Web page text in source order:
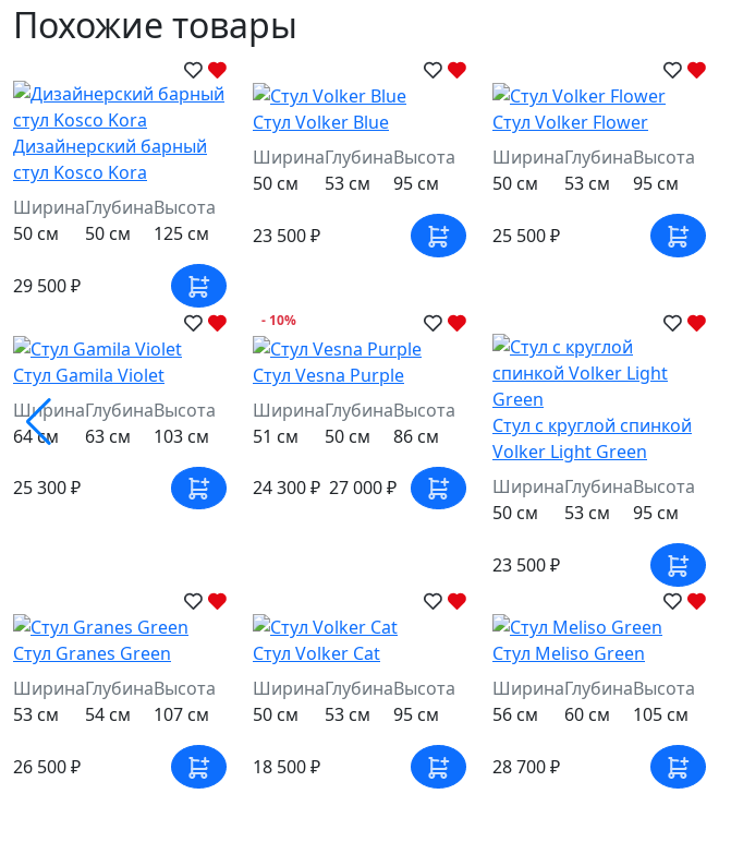
Похожие товары
Дизайнерский барный
стул Kosco Kora
Ширина
50 см
Глубина
50 см
Высота
125 см
29 500 ₽
Стул Volker Blue
Ширина
50 см
Глубина
53 см
Высота
95 см
23 500 ₽
Стул Volker Flower
Ширина
50 см
Глубина
53 см
Высота
95 см
25 500 ₽
Стул Gamila Violet
Ширина
64 см
Глубина
63 см
Высота
103 см
25 300 ₽
- 10%
Стул Vesna Purple
Ширина
51 см
Глубина
50 см
Высота
86 см
24 300 ₽ 27 000 ₽
Стул c круглой спинкой
Volker Light Green
Ширина
50 см
Глубина
53 см
Высота
95 см
23 500 ₽
Стул Granes Green
Ширина
53 см
Глубина
54 см
Высота
107 см
26 500 ₽
Стул Volker Cat
Ширина
50 см
Глубина
53 см
Высота
95 см
18 500 ₽
Стул Meliso Green
Ширина
56 см
Глубина
60 см
Высота
105 см
28 700 ₽